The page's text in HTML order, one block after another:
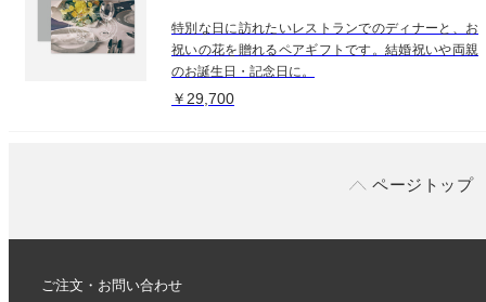
特別な日に訪れたいレストランでのディナーと、お
祝いの花を贈れるペアギフトです。結婚祝いや両親
のお誕生日・記念日に。
￥29,700
ページトップ
ご注文・お問い合わせ